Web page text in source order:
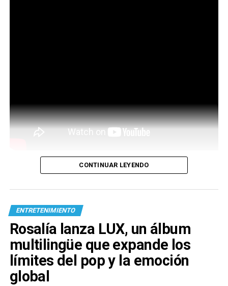
CONTINUAR LEYENDO
ENTRETENIMIENTO
Rosalía lanza LUX, un álbum
multilingüe que expande los
límites del pop y la emoción
global